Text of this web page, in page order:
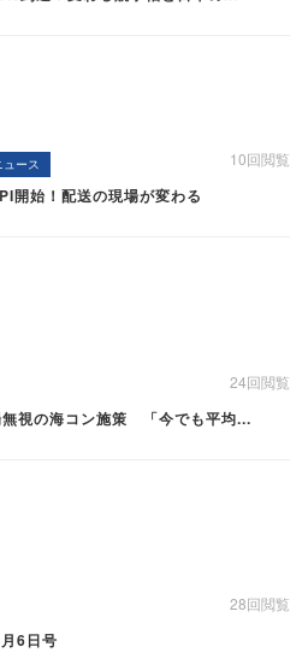
ース 10回閲覧
開始！配送の現場が変わる
24回閲覧
視の海コン施策 「今でも平均...
28回閲覧
6日号